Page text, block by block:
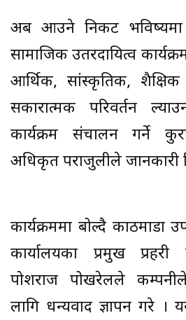
अब आउने निकट भविष्यमा
सामाजिक उतरदायित्व
आर्थिक, सांस्कृतिक, शैक्षिक
सकारात्मक परिवर्तन
कार्यक्रम संचालन गर्ने
अधिकृत पराजुलीले जानकारी
कार्यक्रममा बोल्दै काठमाडौँ
कार्यालयका प्रमुख प्रहरी
पोशराज पोखरेलले
लागि धन्यवाद ज्ञापन गरे ।